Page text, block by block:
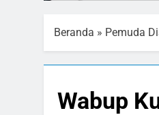
Beranda » Pemuda
Wabup